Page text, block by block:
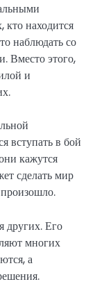
кто находится
наблюдать со
Вместо этого,
и
вступать в бой
кажутся
сделать мир
других. Его
многих
а